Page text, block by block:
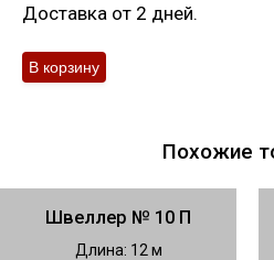
Доставка от 2 дней.
Похожие
Швеллер № 10 П
Длина: 12 м